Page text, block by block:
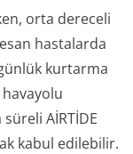
orta dereceli
hastalarda
kurtarma
havayolu
süreli AİRTİDE
kabul edilebilir.